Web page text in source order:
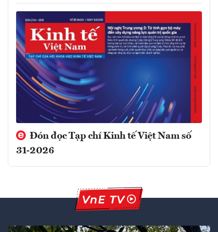
Đón đọc Tạp chí Kinh tế Việt Nam số
31-2026